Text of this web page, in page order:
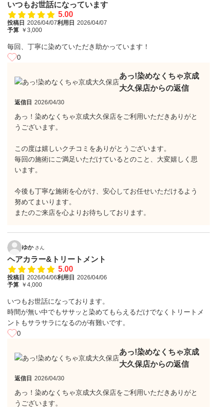
いつもお世話になっています
5.00
投稿日 2026/04/07利用日 2026/04/07
予算 ￥3,000
毎回、丁寧に染めていただき助かっています！
0
あっ!染めなくちゃ京成
大久保店からの返信
返信日 2026/04/30
あっ！染めなくちゃ京成大久保店をご利用いただきありがと
うございます。
この度は嬉しいクチコミをありがとうございます。
毎回の施術にご満足いただけているとのこと、大変嬉しく思
います。
今後も丁寧な施術を心がけ、安心してお任せいただけるよう
努めてまいります。
またのご来店を心よりお待ちしております。
ゆか さん
ヘアカラー&トリートメント
5.00
投稿日 2026/04/06利用日 2026/04/06
予算 ￥4,000
いつもお世話になっております。
時間が無い中でもササッと染めてもらえるだけでなくトリートメ
ントもサラサラになるのが有難いです。
0
あっ!染めなくちゃ京成
大久保店からの返信
返信日 2026/04/30
あっ！染めなくちゃ京成大久保店をご利用いただきありがと
うございます。